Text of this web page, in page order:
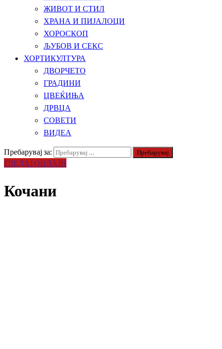
ЖИВОТ И СТИЛ
ХРАНА И ПИЈАЛОЦИ
ХОРОСКОП
ЉУБОВ И СЕКС
ХОРТИКУЛТУРА
ДВОРЧЕТО
ГРАДИНИ
ЦВЕЌИЊА
ДРВЦА
СОВЕТИ
ВИДЕА
Пребарувај за:
ГЛЕДАЈ ОНЛАЈН
Кочани